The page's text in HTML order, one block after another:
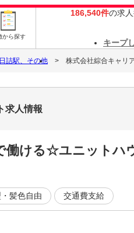
から探す
186,540件の求
キープ
日詰駅、その他 株式会社綜合キャリ
求人情報
働ける☆ユニットハ
髪色自由 交通費支給